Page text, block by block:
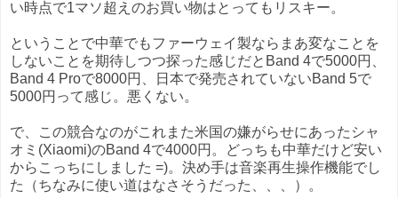
い時点で1マソ超えのお買い物はとってもリスキー。
ということで中華でもファーウェイ製ならまあ変なことを
しないことを期待しつつ探った感じだとBand 4で5000円、
Band 4 Proで8000円、日本で発売されていないBand 5で
5000円って感じ。悪くない。
で、この競合なのがこれまた米国の嫌がらせにあったシャ
オミ(Xiaomi)のBand 4で4000円。どっちも中華だけど安い
からこっちにしました =)。決め手は音楽再生操作機能でし
た（ちなみに使い道はなさそうだった、、、）。